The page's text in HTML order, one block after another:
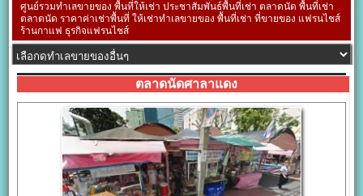
ศูนย์รวมทำเลขายของ พื้นที่ให้เช่า ประชาสัมพันธ์พื้นที่เช่า ตลาดนัด พื้นที่เช่า
ตลาดนัด ราคาค่าเช่าพื้นที่ ให้เช่าทำเลขายของ พื้นที่เช่า ที่ขายของ แฟรนไชส์
ร้านกาแฟ ธุรกิจแฟรนไชส์
ตลาดนัดศาลาแดง